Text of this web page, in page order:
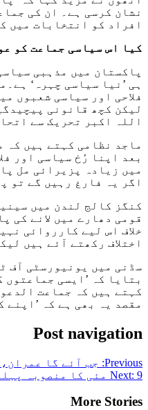
افراد کو انتخابات میں
کیا اس سیاسی جماعت کو
پاکستان میں مذہبی
ہی ’نیا سیاسی چہرہ‘
فلاحی اور سیاسی شعبوں
لیکن کچھ قانونی
اللہ اکبر تحریک سے اتحاد کیا تھا
ماجد نظامی کہتے ہیں کہ
بعد اپنا رُخ سیاسی اور
میں زیادہ پزیرائی مل
اگر یہ فارغ رہیں گے تو
کنگز کالج لندن میں
قومی دھارے میں لانے کی
خلاف اس لیے کارروائی
اختلاف رکھتے آئے ہیں
سڈنی میں یونیورسٹی آف
بتایا کہ ’ایسی
کہتے ہیں کہ جماعت
مقصد یہ بھی ہے کہ ’اپنے
Post navigation
Previous: جب آئے گا
Next: 9 مئی کا منصوبہ پہلے سے تیار، قیادت کے کہنے پر اداروں پر حملہ کیا گیا: محکمہ داخلہ پنجاب کی رپورٹ
More Stories